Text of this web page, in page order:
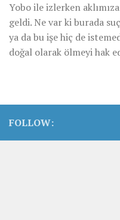
Yobo ile izlerken
geldi. Ne var ki burada
ya da bu işe hiç de
doğal olarak ölmeyi hak
FOLLOW: